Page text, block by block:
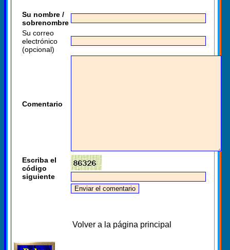
Su nombre /
sobrenombre
Su correo
electrónico
(opcional)
Comentario
Escriba el
código
siguiente
Volver a la página principal